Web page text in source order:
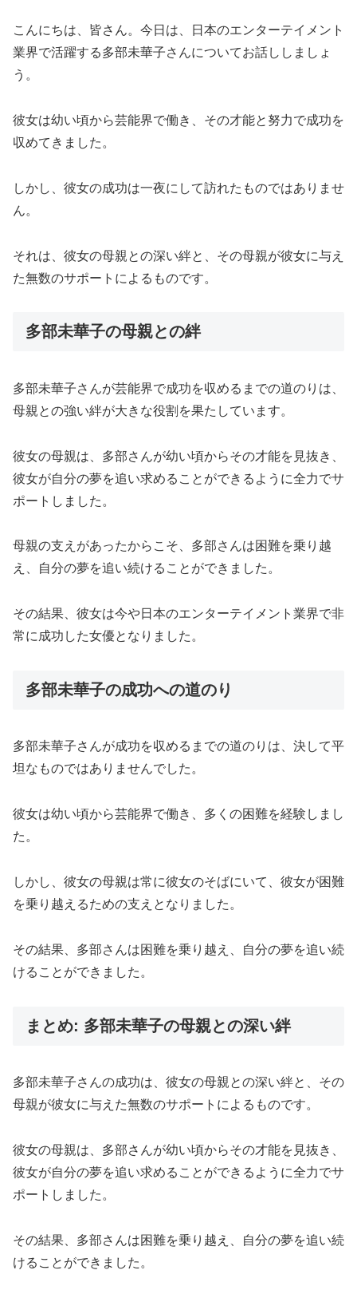
こんにちは、皆さん。今日は、日本のエンターテイメント
業界で活躍する多部未華子さんについてお話ししましょ
う。
彼女は幼い頃から芸能界で働き、その才能と努力で成功を
収めてきました。
しかし、彼女の成功は一夜にして訪れたものではありませ
ん。
それは、彼女の母親との深い絆と、その母親が彼女に与え
た無数のサポートによるものです。
多部未華子の母親との絆
多部未華子さんが芸能界で成功を収めるまでの道のりは、
母親との強い絆が大きな役割を果たしています。
彼女の母親は、多部さんが幼い頃からその才能を見抜き、
彼女が自分の夢を追い求めることができるように全力でサ
ポートしました。
母親の支えがあったからこそ、多部さんは困難を乗り越
え、自分の夢を追い続けることができました。
その結果、彼女は今や日本のエンターテイメント業界で非
常に成功した女優となりました。
多部未華子の成功への道のり
多部未華子さんが成功を収めるまでの道のりは、決して平
坦なものではありませんでした。
彼女は幼い頃から芸能界で働き、多くの困難を経験しまし
た。
しかし、彼女の母親は常に彼女のそばにいて、彼女が困難
を乗り越えるための支えとなりました。
その結果、多部さんは困難を乗り越え、自分の夢を追い続
けることができました。
まとめ: 多部未華子の母親との深い絆
多部未華子さんの成功は、彼女の母親との深い絆と、その
母親が彼女に与えた無数のサポートによるものです。
彼女の母親は、多部さんが幼い頃からその才能を見抜き、
彼女が自分の夢を追い求めることができるように全力でサ
ポートしました。
その結果、多部さんは困難を乗り越え、自分の夢を追い続
けることができました。